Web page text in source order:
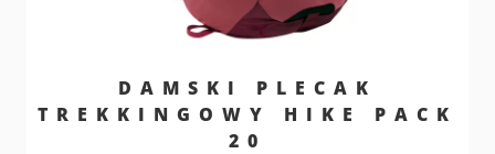
DAMSKI PLECAK
TREKKINGOWY HIKE PACK
20